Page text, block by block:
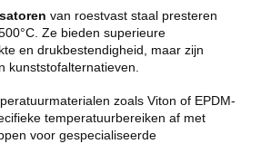
van roestvast staal presteren
Ze bieden superieure
en drukbestendigheid, maar zijn
kunststofalternatieven.
zoals Viton of EPDM-
temperatuurbereiken af met
voor gespecialiseerde